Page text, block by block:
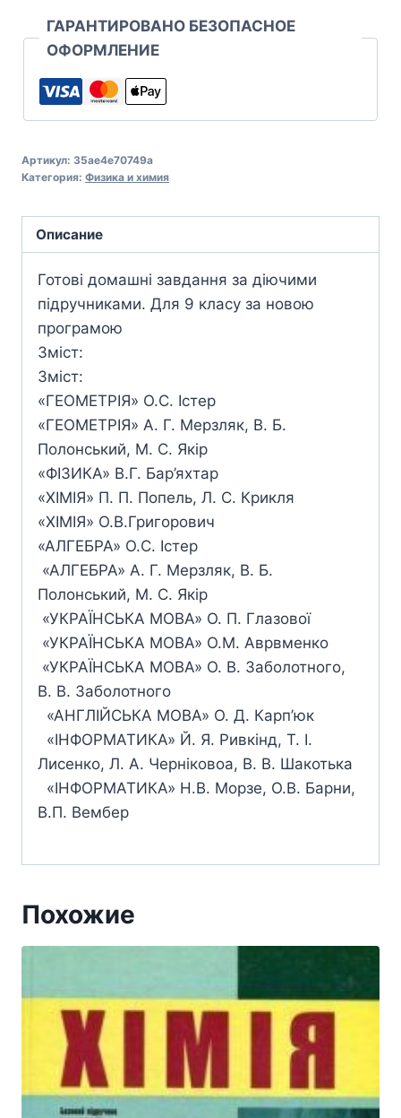
ГАРАНТИРОВАНО БЕЗОПАСНОЕ
ОФОРМЛЕНИЕ
Артикул: 35ae4e70749a
Категория: Физика и химия
Описание
Готові домашні завдання за діючими
підручниками. Для 9 класу за новою
програмою
Зміст:
Зміст:
«ГЕОМЕТРІЯ» О.С. Істер
«ГЕОМЕТРІЯ» А. Г. Мерзляк, В. Б.
Полонський, М. С. Якір
«ФІЗИКА» В.Г. Бар’яхтар
«ХІМІЯ» П. П. Попель, Л. С. Крикля
«ХІМІЯ» О.В.Григорович
«АЛГЕБРА» О.С. Істер
«АЛГЕБРА» А. Г. Мерзляк, В. Б.
Полонський, М. С. Якір
«УКРАЇНСЬКА МОВА» О. П. Глазової
«УКРАЇНСЬКА МОВА» О.М. Аврвменко
«УКРАЇНСЬКА МОВА» О. В. Заболотного,
В. В. Заболотного
«АНГЛІЙСЬКА МОВА» О. Д. Карп’юк
«ІНФОРМАТИКА» Й. Я. Ривкінд, Т. І.
Лисенко, Л. А. Черніковоа, В. В. Шакотька
«ІНФОРМАТИКА» Н.В. Морзе, О.В. Барни,
В.П. Вембер
Похожие